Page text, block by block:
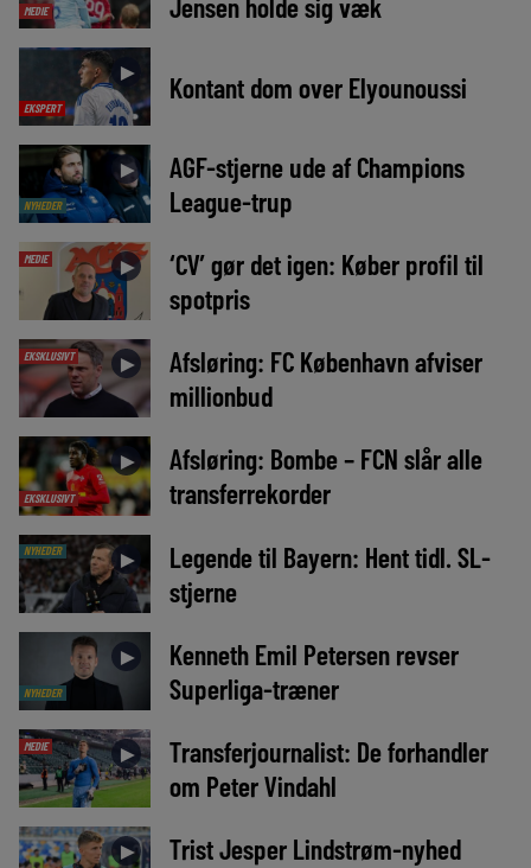
MEDIE
EKSPERT
► Kontant dom over Elyounoussi
NYHEDER
►
AGF-stjerne ude af Champions
League-trup
MEDIE ►
‘CV’ gør det igen: Køber profil til
spotpris
EKSKLUSIVT ►
Afsløring: FC København afviser
millionbud
EKSKLUSIVT
►
Afsløring: Bombe – FCN slår alle
transferrekorder
NYHEDER ►
Legende til Bayern: Hent tidl. SL-
stjerne
NYHEDER
►
Kenneth Emil Petersen revser
Superliga-træner
MEDIE ►
Transferjournalist: De forhandler
om Peter Vindahl
►
Trist Jesper Lindstrøm-nyhed